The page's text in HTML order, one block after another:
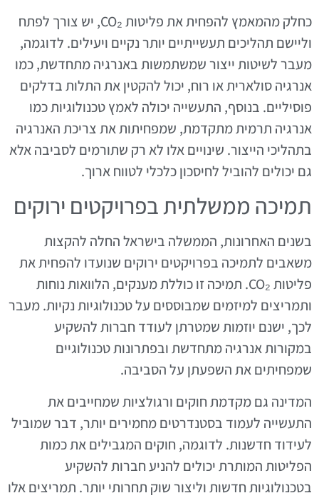
כחלק מהמאמץ להפחית את פליטות CO₂, יש צורך לפתח
וליישם תהליכים תעשייתיים יותר נקיים ויעילים. לדוגמה,
מעבר לשיטות ייצור שמשתמשות באנרגיה מתחדשת, כמו
אנרגיה סולארית או רוח, יכול להקטין את התלות בדלקים
פוסיליים. בנוסף, התעשייה יכולה לאמץ טכנולוגיות כמו
אנרגיה תרמית מתקדמת, שמפחיתות את צריכת האנרגיה
בתהליכי הייצור. שינויים אלו לא רק שתורמים לסביבה אלא
גם יכולים להוביל לחיסכון כלכלי לטווח ארוך.
תמיכה ממשלתית בפרויקטים ירוקים
בשנים האחרונות, הממשלה בישראל החלה להקצות
משאבים לתמיכה בפרויקטים ירוקים שנועדו להפחית את
פליטות CO₂. תמיכה זו כוללת מענקים, הלוואות נוחות
ותמריצים למיזמים שמבוססים על טכנולוגיות נקיות. מעבר
לכך, ישנם יוזמות שמטרתן לעודד חברות להשקיע
במקורות אנרגיה מתחדשת ובפתרונות טכנולוגיים
שמפחיתים את השפעתן על הסביבה.
המדינה גם מקדמת חוקים ורגולציות שמחייבים את
התעשייה לעמוד בסטנדרטים מחמירים יותר, דבר שמוביל
לעידוד חדשנות. לדוגמה, חוקים המגבילים את כמות
הפליטות המותרת יכולים להניע חברות להשקיע
בטכנולוגיות חדשות וליצור שוק תחרותי יותר. תמריצים אלו